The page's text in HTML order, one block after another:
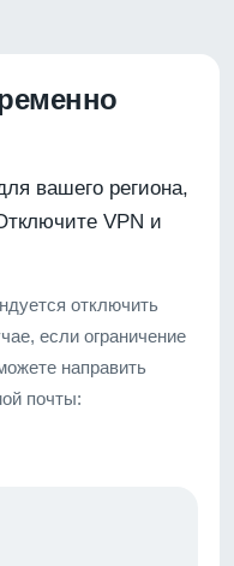
вашего региона,
VPN и
отключить
если ограничение
направить
почты: